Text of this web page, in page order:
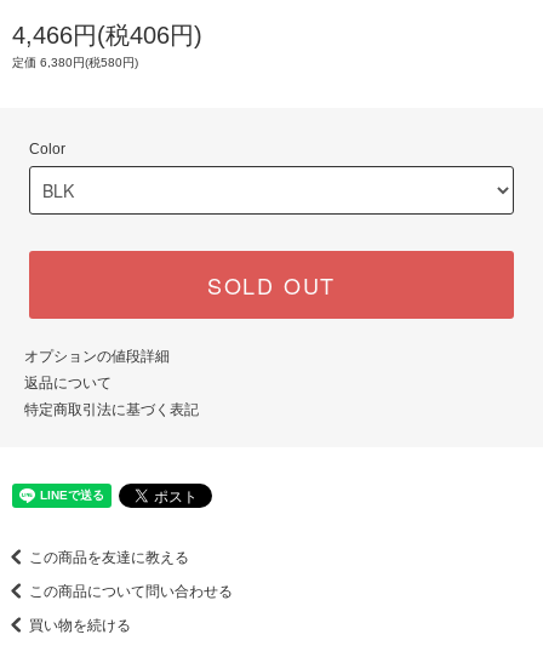
4,466円(税406円)
定価 6,380円(税580円)
Color
SOLD OUT
オプションの値段詳細
返品について
特定商取引法に基づく表記
この商品を友達に教える
この商品について問い合わせる
買い物を続ける